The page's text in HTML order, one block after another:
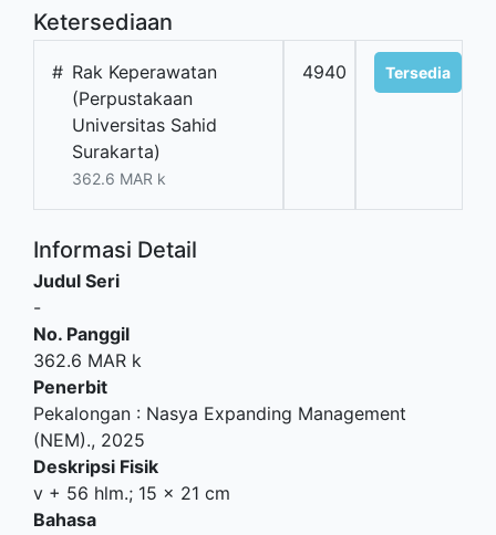
Ketersediaan
# Rak Keperawatan
(Perpustakaan
Universitas Sahid
Surakarta)
362.6 MAR k
4940 Tersedia
Informasi Detail
Judul Seri
-
No. Panggil
362.6 MAR k
Penerbit
Pekalongan : Nasya Expanding Management
(NEM)., 2025
Deskripsi Fisik
v + 56 hlm.; 15 x 21 cm
Bahasa